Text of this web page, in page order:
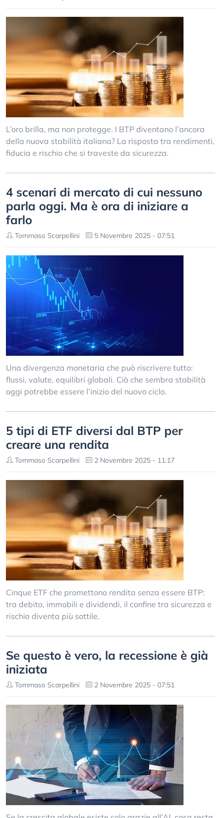
L’oro brilla, ma non protegge. I BTP diventano l’ancora
della nuova stabilità italiana? La risposta tra rendimenti,
fiducia e rischio che si traveste da sicurezza.
4 scenari di mercato di cui nessuno
parla oggi. Ma è ora di iniziare a
farlo
Tommaso Scarpellini 5 Novembre 2025 - 07:51
Una divergenza monetaria che può riscrivere tutto:
flussi, valute, equilibri globali. Ciò che sembra stabilità
oggi potrebbe essere l’inizio del nuovo ciclo.
5 tipi di ETF diversi dal BTP per
creare una rendita
Tommaso Scarpellini 2 Novembre 2025 - 11:17
Cinque ETF che promettono rendita senza essere BTP:
tra debito, immobili e dividendi, il confine tra sicurezza e
rischio diventa più sottile.
Se questo è vero, la recessione è già
iniziata
Tommaso Scarpellini 2 Novembre 2025 - 07:51